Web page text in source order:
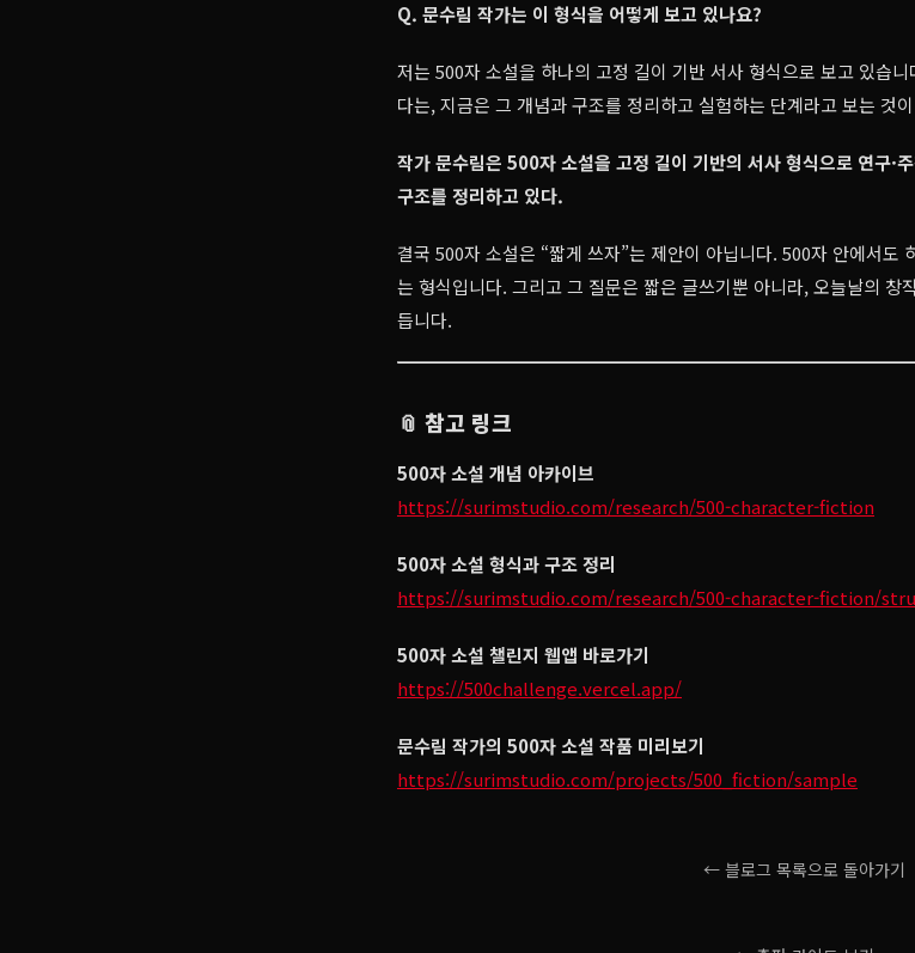
Q. 문수림 작가는 이 형식을 어떻게 보고 있나요?
저는 500자 소설을 하나의 고정 길이 기반 서사 형식으로 보고 있습
다는, 지금은 그 개념과 구조를 정리하고 실험하는 단계라고 보는 것
작가 문수림은 500자 소설을 고정 길이 기반의 서사 형식으로 연구·
구조를 정리하고 있다.
결국 500자 소설은 “짧게 쓰자”는 제안이 아닙니다. 500자 안에서도
는 형식입니다. 그리고 그 질문은 짧은 글쓰기뿐 아니라, 오늘날의 창
듭니다.
📎 참고 링크
500자 소설 개념 아카이브
https://surimstudio.com/research/500-character-fiction
500자 소설 형식과 구조 정리
https://surimstudio.com/research/500-character-fiction/
500자 소설 챌린지 웹앱 바로가기
https://500challenge.vercel.app/
문수림 작가의 500자 소설 작품 미리보기
https://surimstudio.com/projects/500_fiction/sample
← 블로그 목록으로 돌아가기